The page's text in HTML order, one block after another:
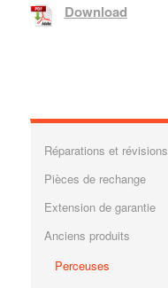
Download
Réparations et révisions
Pièces de rechange
Extension de garantie
Anciens produits
Perceuses